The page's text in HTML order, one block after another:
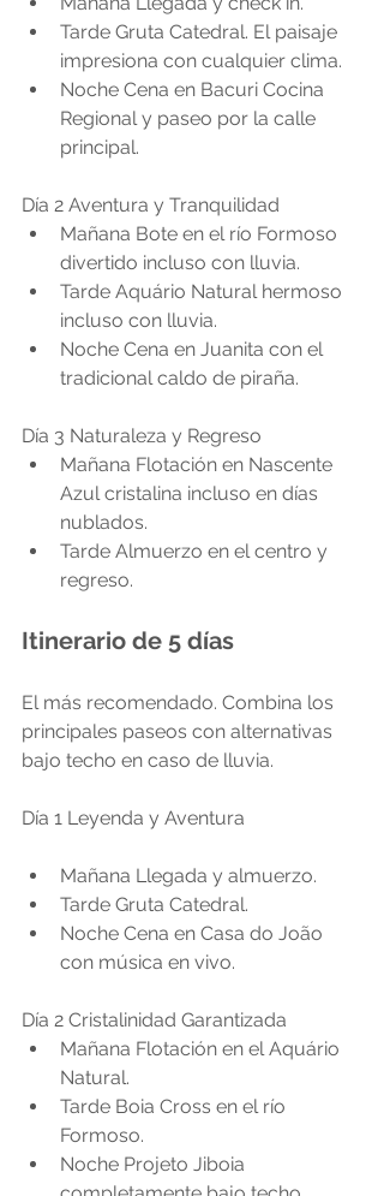
Tarde Gruta Catedral. El paisaje
impresiona con cualquier clima.
Noche Cena en Bacuri Cocina
Regional y paseo por la calle
principal.
Día 2 Aventura y Tranquilidad
Mañana Bote en el río Formoso
divertido incluso con lluvia.
Tarde Aquário Natural hermoso
incluso con lluvia.
Noche Cena en Juanita con el
tradicional caldo de piraña.
Día 3 Naturaleza y Regreso
Mañana Flotación en Nascente
Azul cristalina incluso en días
nublados.
Tarde Almuerzo en el centro y
regreso.
Itinerario de 5 días
El más recomendado. Combina los
principales paseos con alternativas
bajo techo en caso de lluvia.
Día 1 Leyenda y Aventura
Mañana Llegada y almuerzo.
Tarde Gruta Catedral.
Noche Cena en Casa do João
con música en vivo.
Día 2 Cristalinidad Garantizada
Mañana Flotación en el Aquário
Natural.
Tarde Boia Cross en el río
Formoso.
Noche Projeto Jiboia